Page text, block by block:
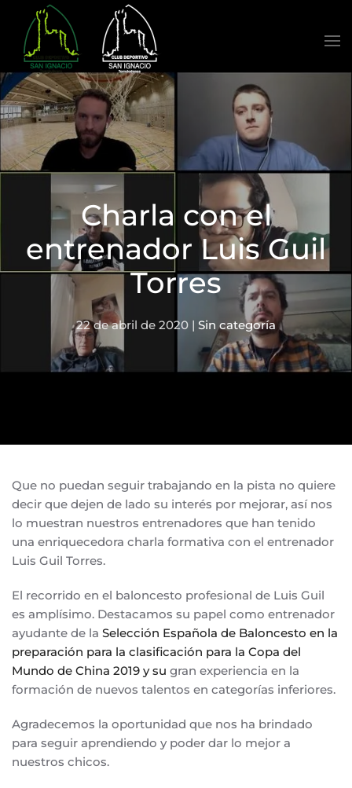
Skip to main content
Charla con el
entrenador Luis Guil
Torres
22 de abril de 2020 | Sin categoría
Que no puedan seguir trabajando en la pista no quiere
decir que dejen de lado su interés por mejorar, así nos
lo muestran nuestros entrenadores que han tenido
una enriquecedora charla formativa con el entrenador
Luis Guil Torres.
El recorrido en el baloncesto profesional de Luis Guil
es amplísimo. Destacamos su papel como entrenador
ayudante de la Selección Española de Baloncesto en la
preparación para la clasificación para la Copa del
Mundo de China 2019 y su gran experiencia en la
formación de nuevos talentos en categorías inferiores.
Agradecemos la oportunidad que nos ha brindado
para seguir aprendiendo y poder dar lo mejor a
nuestros chicos.